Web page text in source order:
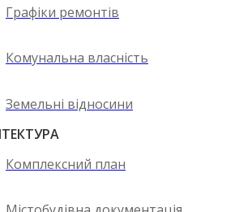
Графіки ремонтів
Комунальна власність
Земельні відносини
Комплексний план